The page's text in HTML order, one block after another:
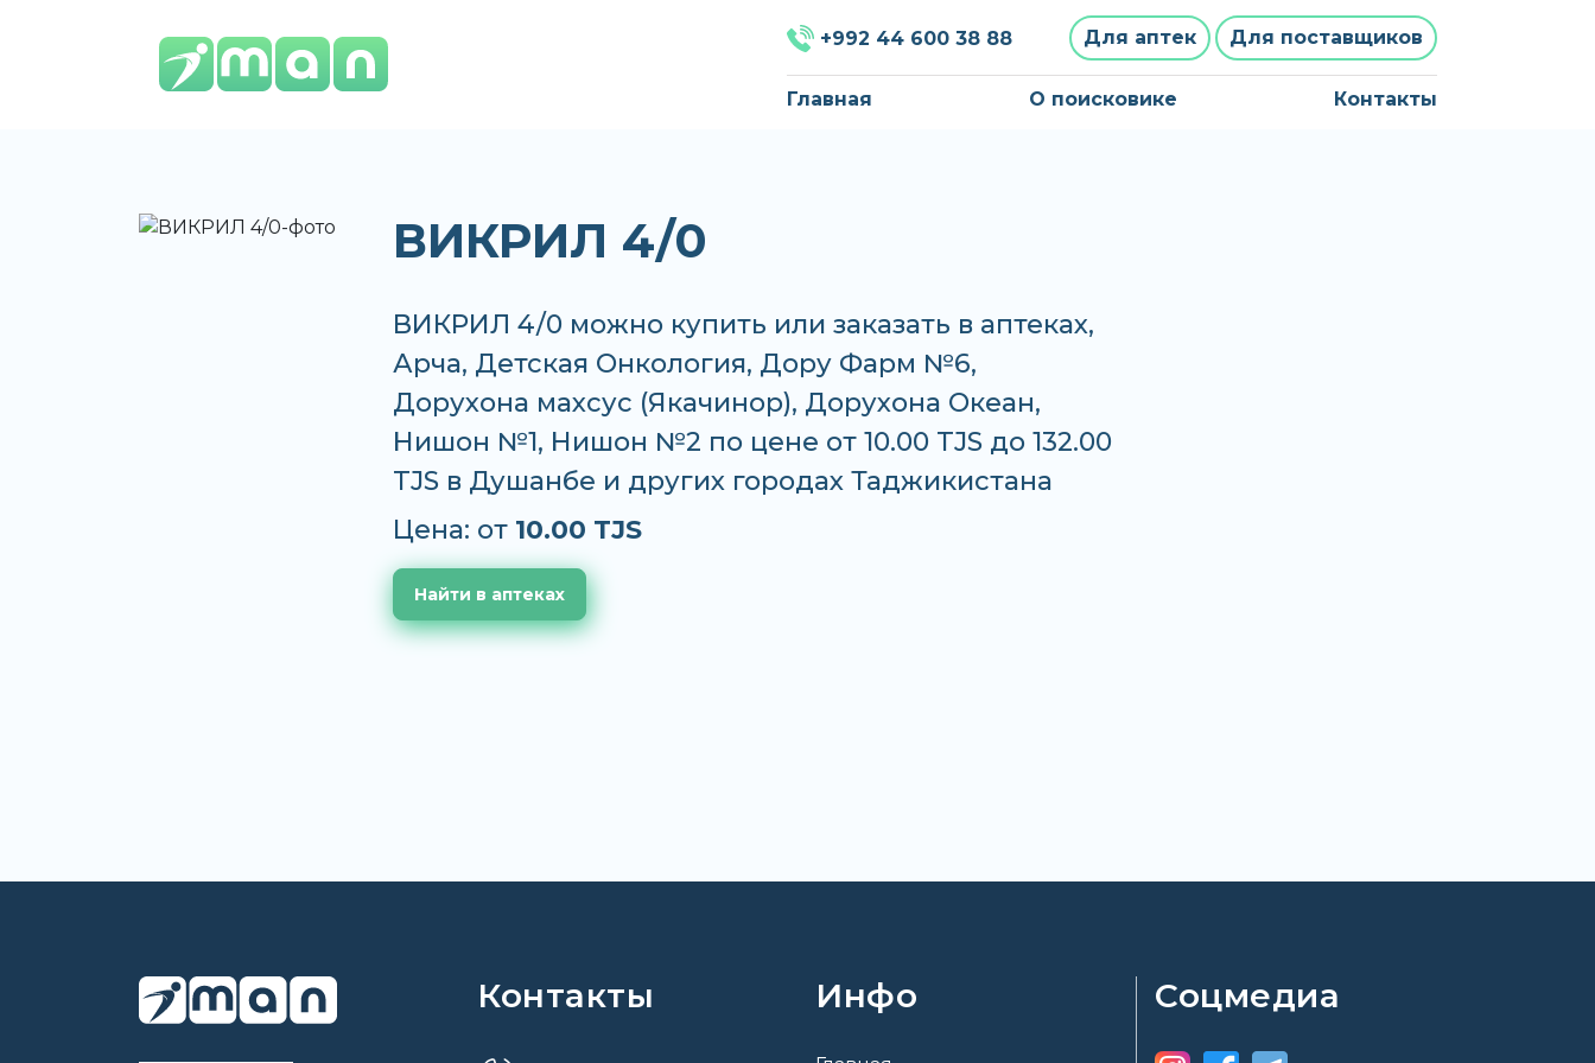
+992 44 600 38 88 Для аптек Для поставщиков
Главная О поисковике Контакты
ВИКРИЛ 4/0
ВИКРИЛ 4/0 можно купить или заказать в аптеках,
Арча, Детская Онкология, Дору Фарм №6,
Дорухона махсус (Якачинор), Дорухона Океан,
Нишон №1, Нишон №2 по цене от 10.00 TJS до 132.00
TJS в Душанбе и других городах Таджикистана
Цена: от 10.00 TJS
Найти в аптеках
Контакты Инфо Соцмедиа